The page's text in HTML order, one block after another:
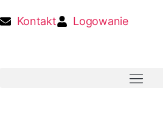
Kontakt Logowanie